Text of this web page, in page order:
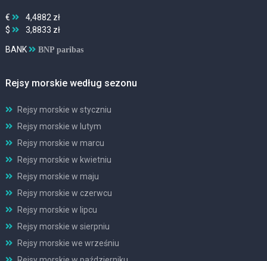
€
4,4882 zł
$
3,8833 zł
BANK BNP paribas
Rejsy morskie według sezonu
Rejsy morskie w styczniu
Rejsy morskie w lutym
Rejsy morskie w marcu
Rejsy morskie w kwietniu
Rejsy morskie w maju
Rejsy morskie w czerwcu
Rejsy morskie w lipcu
Rejsy morskie w sierpniu
Rejsy morskie we wrześniu